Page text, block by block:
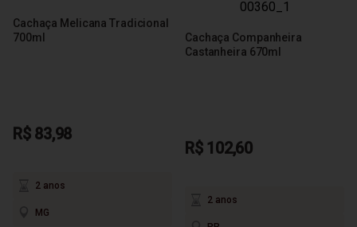
Cachaça Melicana Tradicional
700ml
R$ 83,98
2 anos
MG
Cachaça Companheira
Castanheira 670ml
R$ 102,60
2 anos